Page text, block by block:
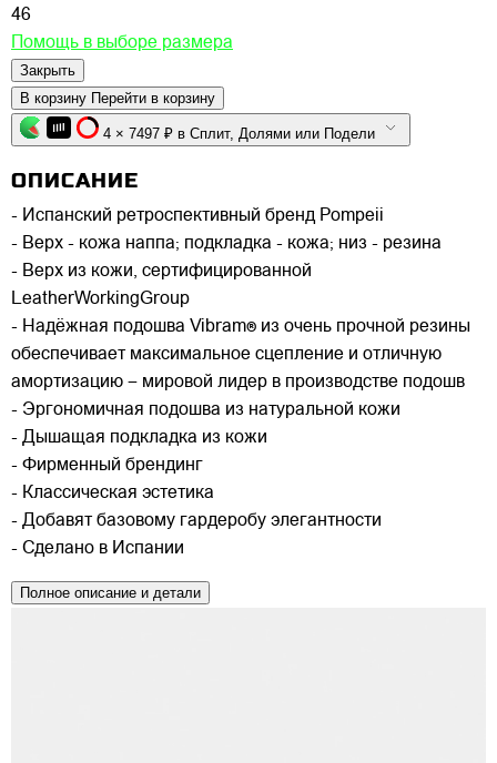
46
Помощь в выборе размера
Закрыть
В корзину Перейти в корзину
4 × 7497 ₽ в Сплит, Долями или Подели
ОПИСАНИЕ
- Испанский ретроспективный бренд Pompeii
- Верх - кожа наппа; подкладка - кожа; низ - резина
- Верх из кожи, сертифицированной
LeatherWorkingGroup
- Надёжная подошва Vibram® из очень прочной резины
обеспечивает максимальное сцепление и отличную
амортизацию – мировой лидер в производстве подошв
- Эргономичная подошва из натуральной кожи
- Дышащая подкладка из кожи
- Фирменный брендинг
- Классическая эстетика
- Добавят базовому гардеробу элегантности
- Сделано в Испании
Полное описание и детали